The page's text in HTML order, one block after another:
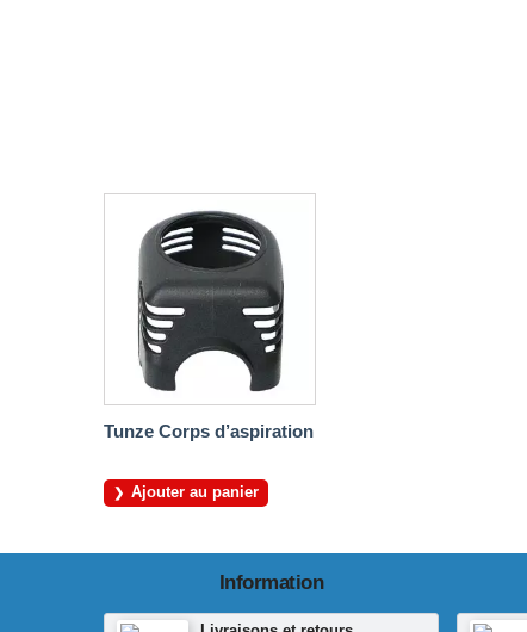
Tunze Corps d’aspiration
Ajouter au panier
Information